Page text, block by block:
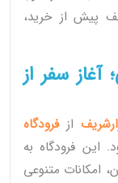
پیش از خرید،
آغاز سفر از
ازفرودگاه
این فرودگاه به
امکانات متنوعی